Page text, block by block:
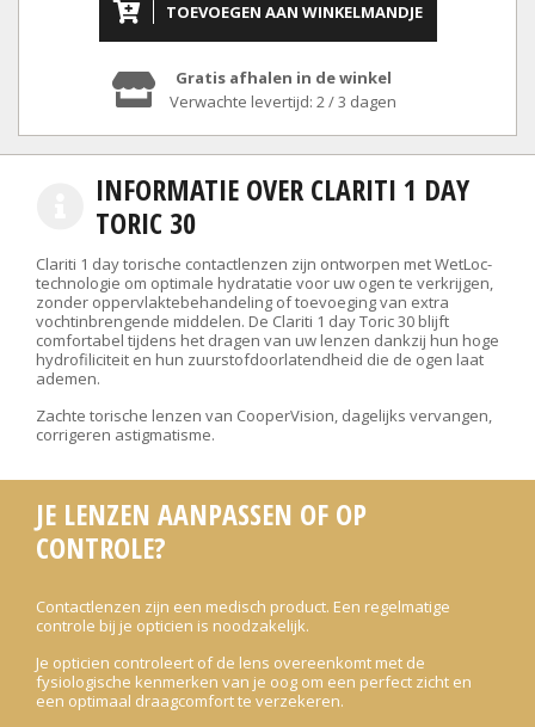
TOEVOEGEN AAN WINKELMANDJE
Gratis afhalen in de winkel
Verwachte levertijd: 2 / 3 dagen
INFORMATIE OVER CLARITI 1 DAY
TORIC 30
Clariti 1 day torische contactlenzen zijn ontworpen met WetLoc-
technologie om optimale hydratatie voor uw ogen te verkrijgen,
zonder oppervlaktebehandeling of toevoeging van extra
vochtinbrengende middelen. De Clariti 1 day Toric 30 blijft
comfortabel tijdens het dragen van uw lenzen dankzij hun hoge
hydrofiliciteit en hun zuurstofdoorlatendheid die de ogen laat
ademen.
Zachte torische lenzen van CooperVision, dagelijks vervangen,
corrigeren astigmatisme.
JE LENZEN AANPASSEN OF OP
CONTROLE?
Contactlenzen zijn een medisch product. Een regelmatige
controle bij je opticien is noodzakelijk.
Je opticien controleert of de lens overeenkomt met de
fysiologische kenmerken van je oog om een perfect zicht en
een optimaal draagcomfort te verzekeren.